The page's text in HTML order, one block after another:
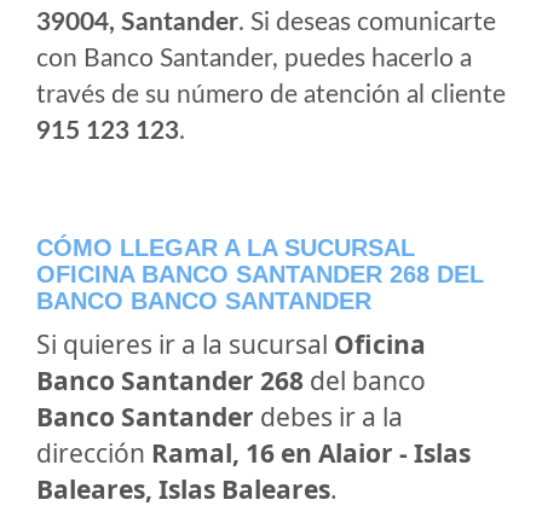
39004, Santander. Si deseas comunicarte
con Banco Santander, puedes hacerlo a
través de su número de atención al cliente
915 123 123.
CÓMO LLEGAR A LA SUCURSAL
OFICINA BANCO SANTANDER 268 DEL
BANCO BANCO SANTANDER
Si quieres ir a la sucursal Oficina
Banco Santander 268 del banco
Banco Santander debes ir a la
dirección Ramal, 16 en Alaior - Islas
Baleares, Islas Baleares.